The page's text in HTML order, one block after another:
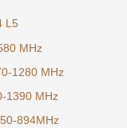
L5
MHz
1280 MHz
1390 MHz
894MHz